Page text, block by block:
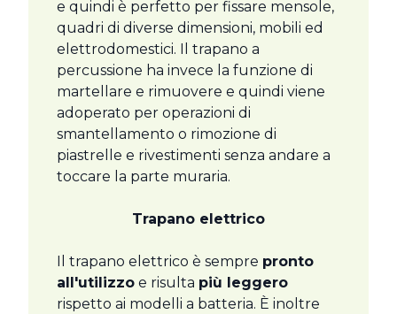
e quindi è perfetto per fissare mensole,
quadri di diverse dimensioni, mobili ed
elettrodomestici. Il trapano a
percussione ha invece la funzione di
martellare e rimuovere e quindi viene
adoperato per operazioni di
smantellamento o rimozione di
piastrelle e rivestimenti senza andare a
toccare la parte muraria.
Trapano elettrico
Il trapano elettrico è sempre pronto
all'utilizzo e risulta più leggero
rispetto ai modelli a batteria. È inoltre